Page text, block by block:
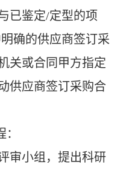
已鉴定/定型的项
确的供应商签订采
关或合同甲方指定
供应商签订采购合
审小组，提出科研